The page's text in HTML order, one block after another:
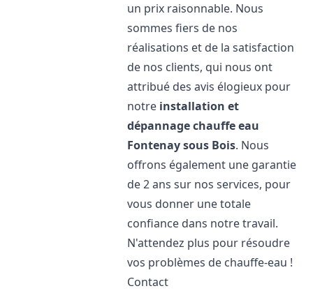
un prix raisonnable. Nous
sommes fiers de nos
réalisations et de la satisfaction
de nos clients, qui nous ont
attribué des avis élogieux pour
notre installation et
dépannage chauffe eau
Fontenay sous Bois. Nous
offrons également une garantie
de 2 ans sur nos services, pour
vous donner une totale
confiance dans notre travail.
N'attendez plus pour résoudre
vos problèmes de chauffe-eau !
Contact